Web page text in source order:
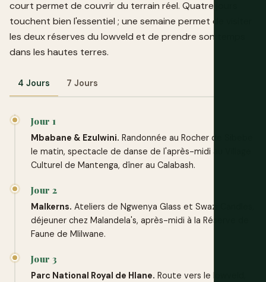
court permet de couvrir du terrain réel. Quatre jours
touchent bien l'essentiel ; une semaine permet de visiter
les deux réserves du lowveld et de prendre son temps
dans les hautes terres.
4 Jours 7 Jours
Jour 1
Mbabane & Ezulwini. Randonnée au Rocher de Sibebe
le matin, spectacle de danse de l'après-midi au Village
Culturel de Mantenga, dîner au Calabash.
Jour 2
Malkerns. Ateliers de Ngwenya Glass et Swazi Candles,
déjeuner chez Malandela's, après-midi à la Réserve de
Faune de Mlilwane.
Jour 3
Parc National Royal de Hlane. Route vers le lowveld,